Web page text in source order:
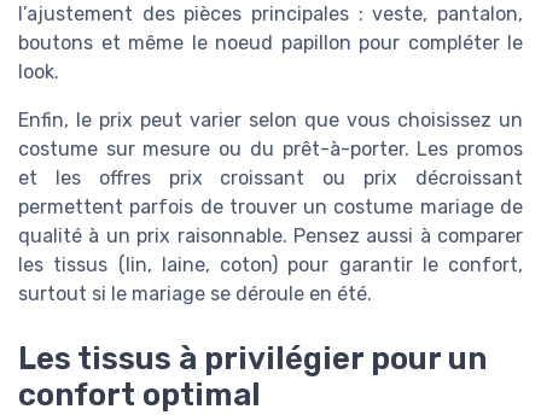
l’ajustement des pièces principales : veste, pantalon,
boutons et même le noeud papillon pour compléter le
look.
Enfin, le prix peut varier selon que vous choisissez un
costume sur mesure ou du prêt-à-porter. Les promos
et les offres prix croissant ou prix décroissant
permettent parfois de trouver un costume mariage de
qualité à un prix raisonnable. Pensez aussi à comparer
les tissus (lin, laine, coton) pour garantir le confort,
surtout si le mariage se déroule en été.
Les tissus à privilégier pour un
confort optimal